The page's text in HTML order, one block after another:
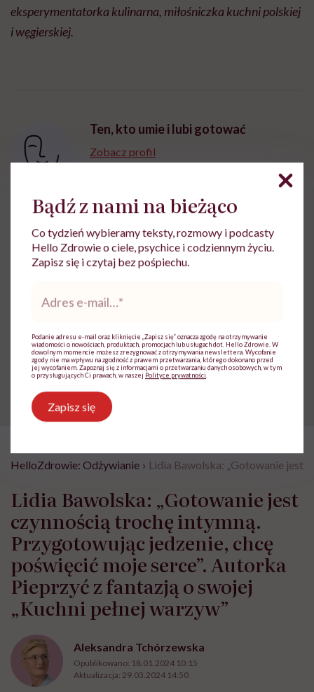
eksperymentatorka kulinarna, miłośniczka kuchni polskiej
i węgierskiej.
Ten, kto umie i lubi gotować
Zobacz profil
Udostępnij
Jesienne przepisy przepis na ciasto
Przepisy kulinarne
HelloZdrowie: Odżywianie › Lidia Bawolska: „Gotowanie jest
Lidia Bawolska: „Gotowanie jest
czynnością trochę intymną.
Przygotowując jedzenie, chcę
poświęcić moje serce”. Autorka
Pieprzyć z fantazją o swojej
„Kuchni pełnej warzyw”
Aleksandra Tchórzewska
Opublikowano: 18.01.2024 10:15
Aktualizacja: 29.03.2024 14:50
Bądź z nami na bieżąco
Co tydzień wybieramy teksty, rozmowy i podcasty
Hello Zdrowie o ciele, psychice i codziennym życiu.
Zapisz się i czytaj bez pośpiechu.
*
Podanie adresu e-mail oraz kliknięcie „Zapisz się” oznacza zgodę na otrzymywanie
wiadomości o nowościach, produktach, promocjach lub usługach dot. Hello Zdrowie. W
dowolnym momencie możesz zrezygnować z otrzymywania newslettera. Wycofanie
zgody nie ma wpływu na zgodność z prawem przetwarzania, którego dokonano przed
jej wycofaniem. Zapoznaj się z informacjami o przetwarzaniu danych osobowych, w tym
o przysługujących Ci prawach, w naszej Polityce prywatności
Zapisz się